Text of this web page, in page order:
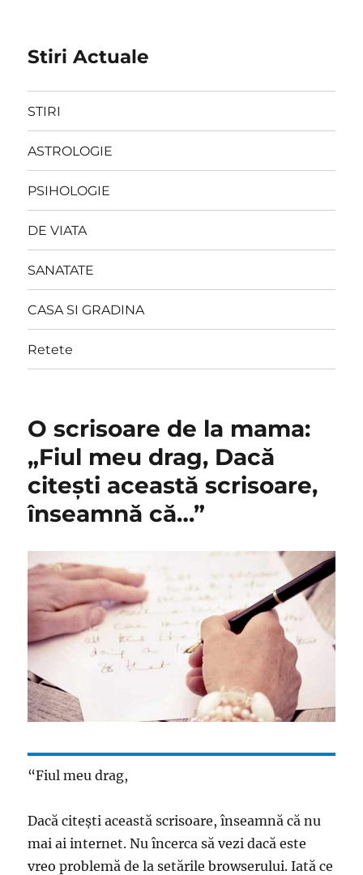
Stiri Actuale
STIRI
ASTROLOGIE
PSIHOLOGIE
DE VIATA
SANATATE
CASA SI GRADINA
Retete
O scrisoare de la mama:
„Fiul meu drag, Dacă
citești această scrisoare,
înseamnă că…”
“Fiul meu drag,
Dacă citești această scrisoare, înseamnă că nu
mai ai internet. Nu încerca să vezi dacă este
vreo problemă de la setările browserului. Iată ce